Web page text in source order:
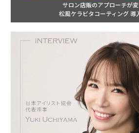
サロン店販のアプローチが変
松風ケラビタコーティング 導